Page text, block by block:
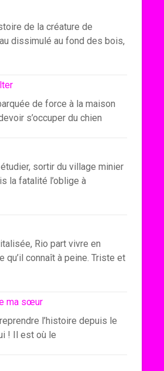
de la créature de
dissimulé au fond des bois,
de force à la maison
s’occuper du chien
sortir du village minier
la fatalité l’oblige à
Rio part vivre en
qu’il connaît à peine. Triste et
ma sœur
l’histoire depuis le
! Il est où le